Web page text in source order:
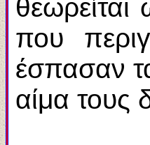
που
έσπασαν
αίμα τους